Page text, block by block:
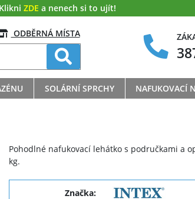
ZDE a nenech si to ujít!
ODBĚRNÁ MÍSTA
SOLÁRNÍ SPRCHY NAFUKOVACÍ
Pohodlné nafukovací lehátko s područkami a
kg.
Značka: